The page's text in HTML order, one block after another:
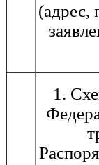
(адрес,
1.